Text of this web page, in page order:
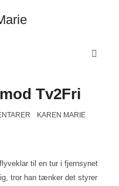
Tv2Fri
KAREN MARIE
til en tur i fjernsynet
tror han tænker det styrer